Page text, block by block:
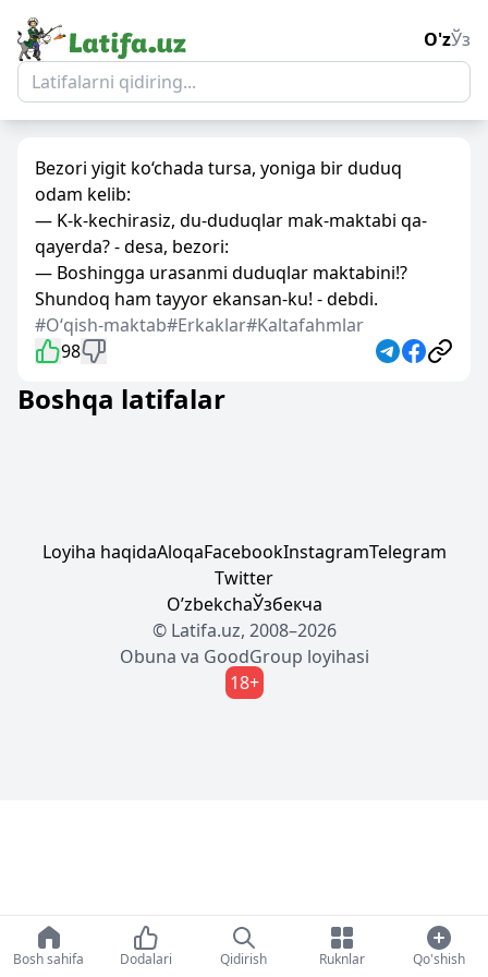
O'zЎз
Bezori yigit ko‘chada tursa, yoniga bir duduq
odam kelib:
— K-k-kechirasiz, du-duduqlar mak-maktabi qa-
qayerda? - desa, bezori:
— Boshingga urasanmi duduqlar maktabini!?
Shundoq ham tayyor ekansan-ku! - debdi.
#Oʻqish-maktab#Erkaklar#Kaltafahmlar
98
Boshqa latifalar
Loyiha haqidaAloqaFacebookInstagramTelegram
Twitter
OʼzbekchaЎзбекча
© Latifa.uz, 2008–2026
Obuna va GoodGroup loyihasi
18+
Bosh sahifa Dodalari Qidirish Ruknlar Qo'shish